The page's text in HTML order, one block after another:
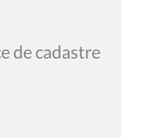
de cadastre